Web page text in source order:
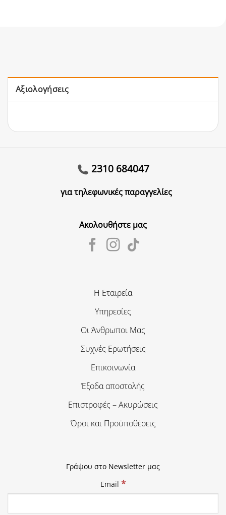
Αξιολογήσεις
2310 684047
για τηλεφωνικές παραγγελίες
Ακολουθήστε μας
Η Εταιρεία
Υπηρεσίες
Οι Άνθρωποι Μας
Συχνές Ερωτήσεις
Επικοινωνία
Έξοδα αποστολής
Επιστροφές – Ακυρώσεις
Όροι και Προϋποθέσεις
Γράψου στο Newsletter μας
Email *